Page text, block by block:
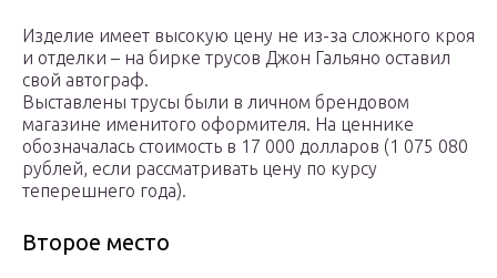
Изделие имеет высокую цену не из-за сложного кроя
и отделки – на бирке трусов Джон Гальяно оставил
свой автограф.
Выставлены трусы были в личном брендовом
магазине именитого оформителя. На ценнике
обозначалась стоимость в 17 000 долларов (1 075 080
рублей, если рассматривать цену по курсу
теперешнего года).
Второе место